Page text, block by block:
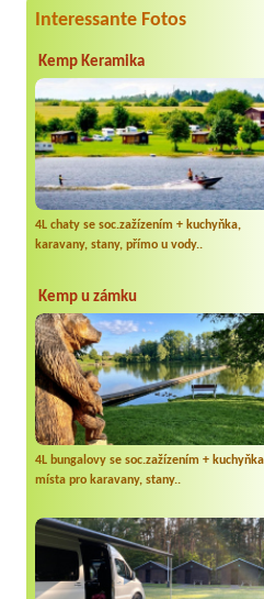
Interessante Fotos
Kemp Keramika
4L chaty se soc.zažízením + kuchyňka,
karavany, stany, přímo u vody..
Kemp u zámku
4L bungalovy se soc.zažízením +
místa pro karavany, stany..